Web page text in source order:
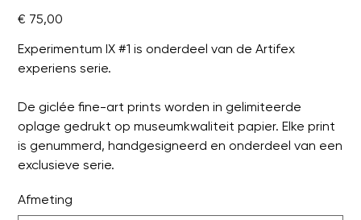
Prijs
€ 75,00
Experimentum IX #1 is onderdeel van de Artifex
experiens serie.
De giclée fine-art prints worden in gelimiteerde
oplage gedrukt op museumkwaliteit papier. Elke print
is genummerd, handgesigneerd en onderdeel van een
exclusieve serie.
Afmeting